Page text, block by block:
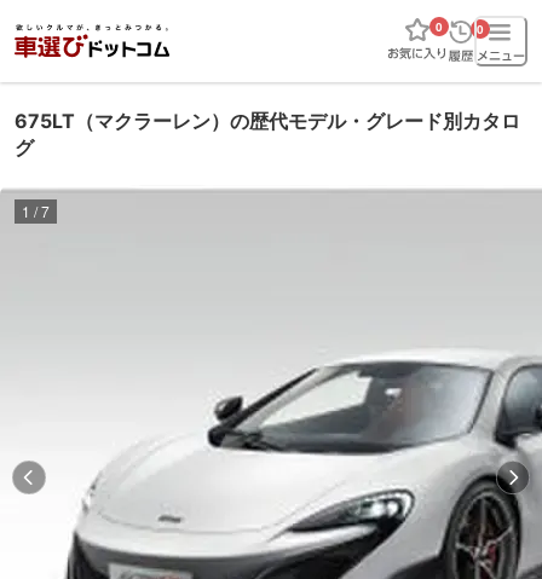
0 0
675LT（マクラーレン）の歴代モデル・グレード別カタロ
グ
1 /7